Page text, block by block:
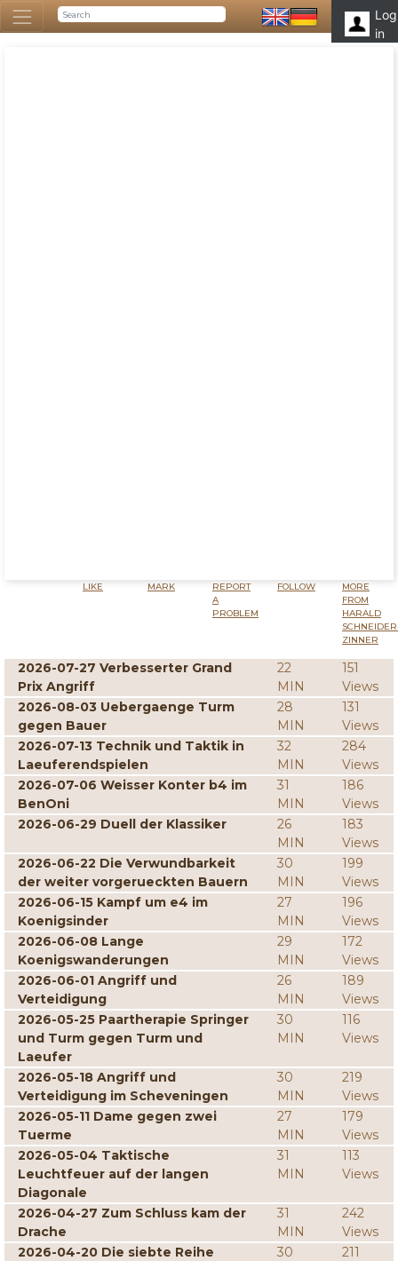
Log
in
LIKE MARK
REPORT
A
PROBLEM
FOLLOW
MORE
FROM
HARALD
ZINNER
2026-07-27 Verbesserter Grand
Prix Angriff
22
MIN
151
Views
2026-08-03 Uebergaenge Turm
gegen Bauer
28
MIN
131
Views
2026-07-13 Technik und Taktik in
Laeuferendspielen
32
MIN
284
Views
2026-07-06 Weisser Konter b4 im
BenOni
31
MIN
186
Views
2026-06-29 Duell der Klassiker
26
MIN
183
Views
2026-06-22 Die Verwundbarkeit
der weiter vorgerueckten Bauern
30
MIN
199
Views
2026-06-15 Kampf um e4 im
Koenigsinder
27
MIN
196
Views
2026-06-08 Lange
Koenigswanderungen
29
MIN
172
Views
2026-06-01 Angriff und
Verteidigung
26
MIN
189
Views
2026-05-25 Paartherapie Springer
und Turm gegen Turm und
Laeufer
30
MIN
116
Views
2026-05-18 Angriff und
Verteidigung im Scheveningen
30
MIN
219
Views
2026-05-11 Dame gegen zwei
Tuerme
27
MIN
179
Views
2026-05-04 Taktische
Leuchtfeuer auf der langen
Diagonale
31
MIN
113
Views
2026-04-27 Zum Schluss kam der
Drache
31
MIN
242
Views
2026-04-20 Die siebte Reihe
30
211